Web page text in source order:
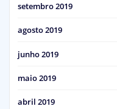
setembro 2019
agosto 2019
junho 2019
maio 2019
abril 2019